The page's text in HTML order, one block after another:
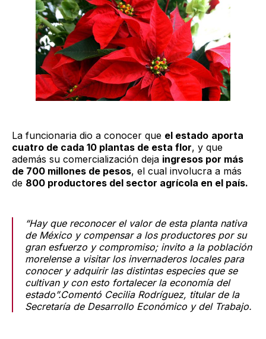
La funcionaria dio a conocer que el estado aporta
cuatro de cada 10 plantas de esta flor, y que
además su comercialización deja ingresos por más
de 700 millones de pesos, el cual involucra a más
de 800 productores del sector agrícola en el país.
“Hay que reconocer el valor de esta planta nativa
de México y compensar a los productores por su
gran esfuerzo y compromiso; invito a la población
morelense a visitar los invernaderos locales para
conocer y adquirir las distintas especies que se
cultivan y con esto fortalecer la economía del
estado”.Comentó Cecilia Rodríguez, titular de la
Secretaría de Desarrollo Económico y del Trabajo.